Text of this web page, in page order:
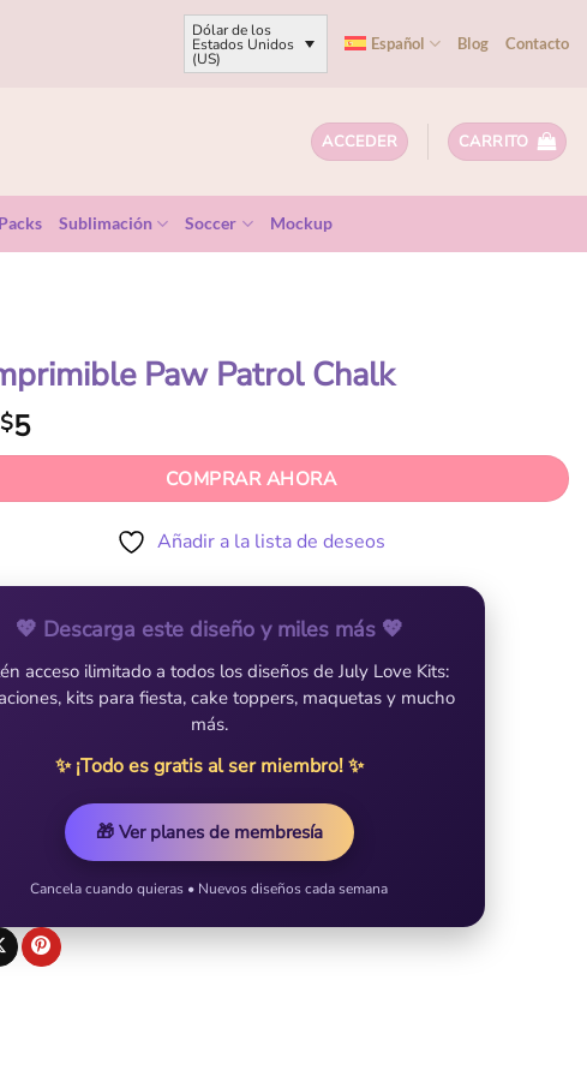
Dólar de los
Estados Unidos
(US)
Español Blog Contacto
ACCEDER CARRITO
Packs Sublimación Soccer Mockup
Paw Patrol Chalk
$5
COMPRAR AHORA
Añadir a la lista de deseos
💖 Descarga este diseño y miles más 💖
acceso ilimitado a todos los diseños de July Love Kits:
kits para fiesta, cake toppers, maquetas y mucho
más.
✨ ¡Todo es gratis al ser miembro! ✨
🎁 Ver planes de membresía
Cancela cuando quieras • Nuevos diseños cada semana